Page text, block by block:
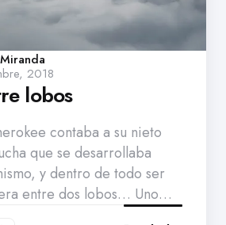
2018
lobos
contaba a su nieto
que se desarrollaba
y dentro de todo ser
entre dos lobos… Uno…